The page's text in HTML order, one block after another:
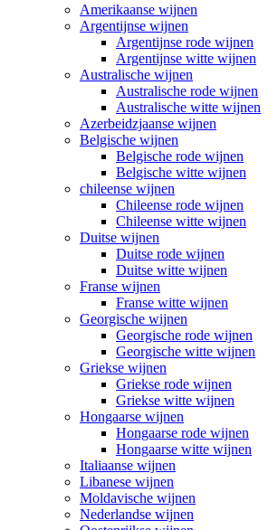
Amerikaanse wijnen
Argentijnse wijnen
Argentijnse rode wijnen
Argentijnse witte wijnen
Australische wijnen
Australische rode wijnen
Australische witte wijnen
Azerbeidzjaanse wijnen
Belgische wijnen
Belgische rode wijnen
Belgische witte wijnen
chileense wijnen
Chileense rode wijnen
Chileense witte wijnen
Duitse wijnen
Duitse rode wijnen
Duitse witte wijnen
Franse wijnen
Franse witte wijnen
Georgische wijnen
Georgische rode wijnen
Georgische witte wijnen
Griekse wijnen
Griekse rode wijnen
Griekse witte wijnen
Hongaarse wijnen
Hongaarse rode wijnen
Hongaarse witte wijnen
Italiaanse wijnen
Libanese wijnen
Moldavische wijnen
Nederlandse wijnen